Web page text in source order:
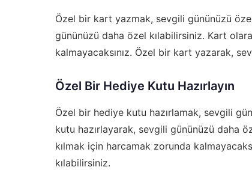
Özel bir kart yazmak, sevgili gününüzü
gününüzü daha özel kılabilirsiniz. Kart
kalmayacaksınız. Özel bir kart yazarak,
Özel Bir Hediye Kutu Hazırlayın
Özel bir hediye kutu hazırlamak, sevgili
kutu hazırlayarak, sevgili gününüzü daha
kılmak için harcamak zorunda
kılabilirsiniz.